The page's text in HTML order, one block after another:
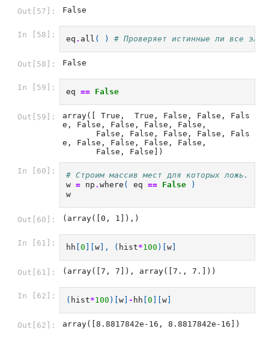
Out[57]: False
In [58]: eq . all ( ) # Проверяет истинные ли все
Out[58]: False
In [59]: eq == False
Out[59]:
array([ True,  True, False, False, Fals
e, False, False, False, False,
e, False, False, False, False,
       False, False])
In [60]:
# Строим массив мест для которых ложь.
w = np .where ( eq == False
)
w
Out[60]: (array([0, 1]),)
In [61]: hh [0 ][w ], ( hist*100 )[w
Out[61]: (array([7, 7]), array([7., 7.]))
In [62]: ( hist*100 )[w - hh [0 ][w
Out[62]: array([8.8817842e-16, 8.8817842e-16])